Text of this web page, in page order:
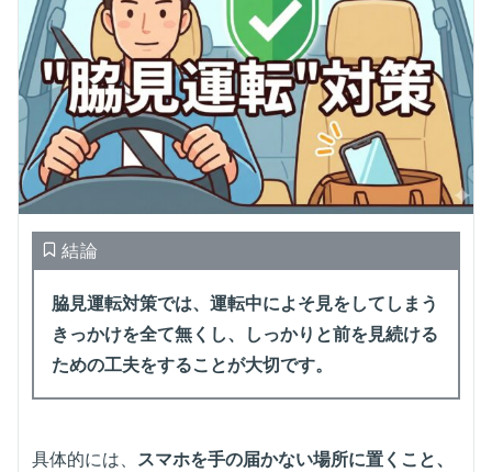
結論
脇見運転対策では、運転中によそ見をしてしまう
きっかけを全て無くし、しっかりと前を見続ける
ための工夫をすることが大切です。
具体的には、 スマホを手の届かない場所に置くこと、